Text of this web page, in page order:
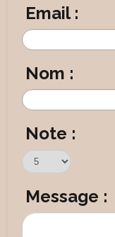
Email :
Nom :
Note :
Message :